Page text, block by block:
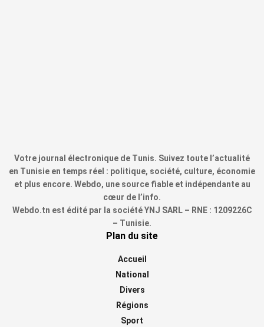
Votre journal électronique de Tunis. Suivez toute l’actualité
en Tunisie en temps réel : politique, société, culture, économie
et plus encore. Webdo, une source fiable et indépendante au
cœur de l’info.
Webdo.tn est édité par la société YNJ SARL – RNE : 1209226C
– Tunisie.
Plan du site
Accueil
National
Divers
Régions
Sport